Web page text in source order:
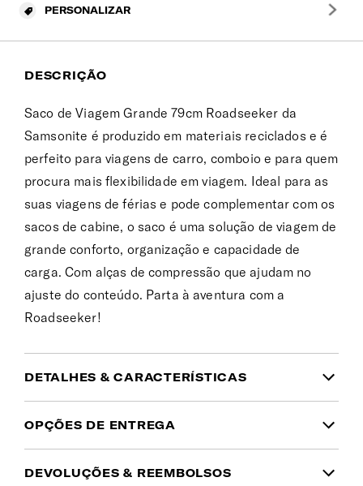
PERSONALIZAR
DESCRIÇÃO
Saco de Viagem Grande 79cm Roadseeker da
Samsonite é produzido em materiais reciclados e é
perfeito para viagens de carro, comboio e para quem
procura mais flexibilidade em viagem. Ideal para as
suas viagens de férias e pode complementar com os
sacos de cabine, o saco é uma solução de viagem de
grande conforto, organização e capacidade de
carga. Com alças de compressão que ajudam no
ajuste do conteúdo. Parta à aventura com a
Roadseeker!
DETALHES & CARACTERÍSTICAS
INFORMAÇÃO DO PRODUTO
Garantia
OPÇÕES DE ENTREGA
Domicílio
DEVOLUÇÕES & REEMBOLSOS